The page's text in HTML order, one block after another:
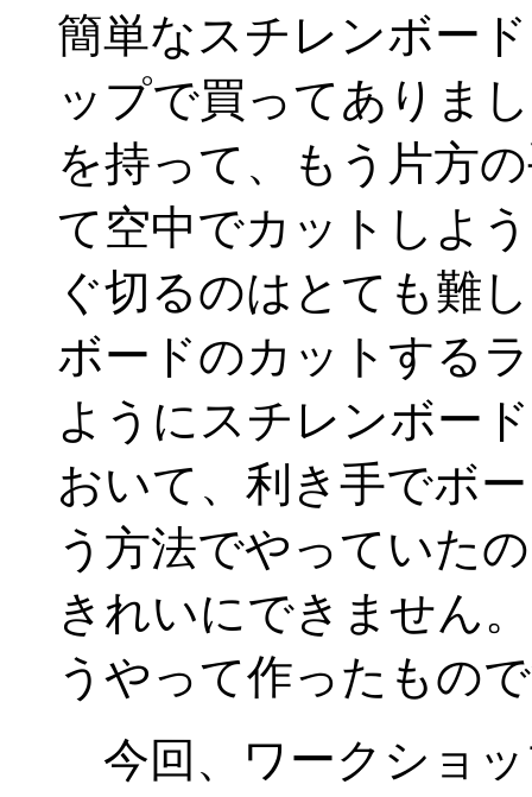
簡単なスチレンボー
ップで買ってありま
を持って、もう片方
て空中でカットしよ
ぐ切るのはとても難
ボードのカットする
ようにスチレンボー
おいて、利き手でボ
う方法でやっていた
きれいにできません
うやって作ったもの
今回、ワークショ